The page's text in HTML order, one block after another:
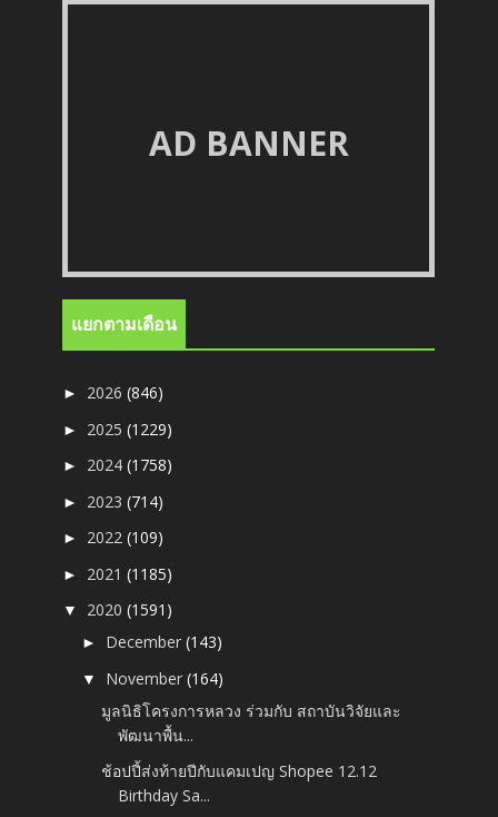
AD BANNER
แยกตามเดือน
► 2026(846)
► 2025(1229)
► 2024(1758)
► 2023(714)
► 2022(109)
► 2021(1185)
▼ 2020(1591)
► December(143)
▼ November(164)
มูลนิธิโครงการหลวง ร่วมกับ สถาบันวิจัยและ
พัฒนาพื้น...
ช้อปปี้ส่งท้ายปีกับแคมเปญ Shopee 12.12
Birthday Sa...